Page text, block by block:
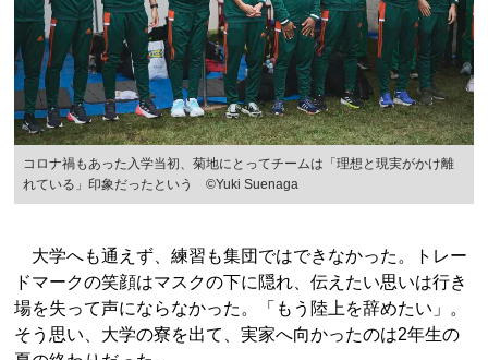
コロナ禍もあった入学当初、菊地にとってチームは「理想と現実がかけ離
れている」印象だったという ©Yuki Suenaga
大学へも通えず、練習も集団ではできなかった。トレー
ドマークの笑顔はマスクの下に隠れ、伝えたい思いは行き
場を失って声にならなかった。「もう陸上を辞めたい」。
そう思い、大学の寮を出て、実家へ向かったのは2年生の